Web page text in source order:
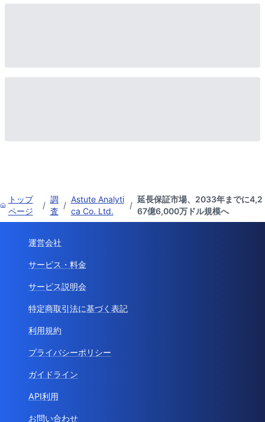
トップ
ページ
/
調
査
/
Astute Analyti
ca Co. Ltd.
/
延長保証市場、2033年までに4,2
67億6,000万ドル規模へ
運営会社
サービス・料金
サービス説明会
特定商取引法に基づく表記
利用規約
プライバシーポリシー
ガイドライン
API利用
お問い合わせ